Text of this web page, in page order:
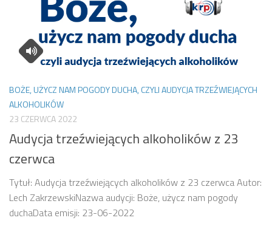
BOŻE, UŻYCZ NAM POGODY DUCHA, CZYLI AUDYCJA TRZEŹWIEJĄCYCH
ALKOHOLIKÓW
23 CZERWCA 2022
Audycja trzeźwiejących alkoholików z 23
czerwca
Tytuł: Audycja trzeźwiejących alkoholików z 23 czerwca Autor:
Lech ZakrzewskiNazwa audycji: Boże, użycz nam pogody
duchaData emisji: 23-06-2022